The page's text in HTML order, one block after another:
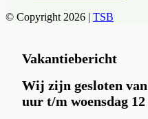
© Copyright 2026 | TSB
Vakantiebericht
Wij zijn gesloten
uur t/m woensdag